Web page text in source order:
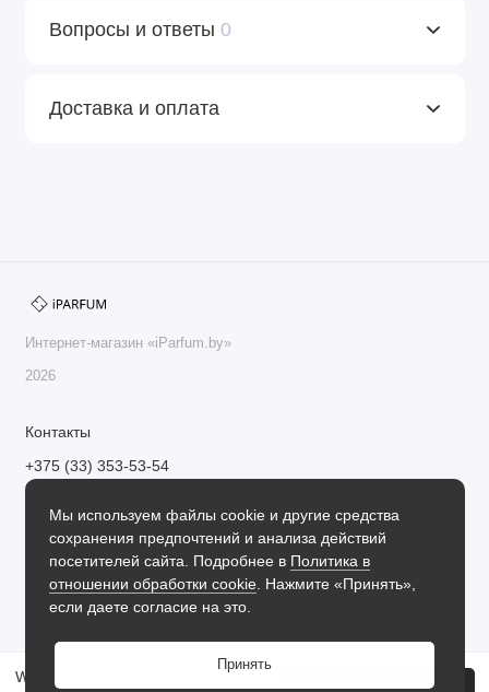
Вопросы и ответы 0
Доставка и оплата
Мы используем файлы cookie и другие средства
сохранения предпочтений и анализа действий
посетителей сайта. Подробнее в Политика в
отношении обработки cookie . Нажмите «Принять»,
если даете согласие на это.
Принять
Интернет-магазин «iParfum.by»
2026
Контакты
+375 (33) 353-53-54
Обратный звонок
Пн-Пт с 09.00 до 17.30
Мы в сети